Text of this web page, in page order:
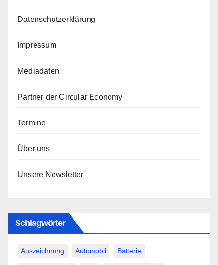
Datenschutzerklärung
Impressum
Mediadaten
Partner der Circular Economy
Termine
Über uns
Unsere Newsletter
Schlagwörter
Auszeichnung Automobil Batterie